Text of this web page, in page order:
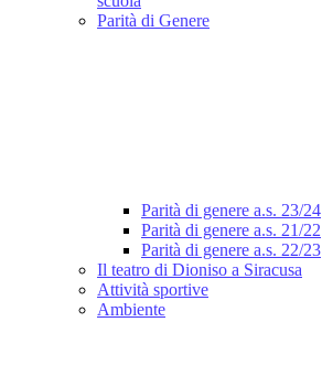
Parità di Genere
Parità di genere a.s. 23/24
Parità di genere a.s. 21/22
Parità di genere a.s. 22/23
Il teatro di Dioniso a Siracusa
Attività sportive
Ambiente